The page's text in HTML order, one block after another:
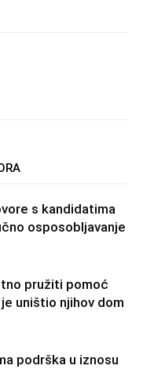
s kandidatima
osposobljavanje
pružiti pomoć
uništio njihov dom
podrška u iznosu